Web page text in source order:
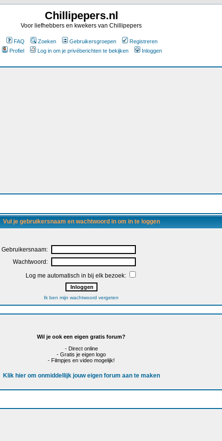
Chillipepers.nl
Voor liefhebbers en kwekers van Chillipepers
FAQ Zoeken Gebruikersgroepen
Registreren
Profiel
Log in om je privéberichten te bekijken Inloggen
Vul je gebruikersnaam en wachtwoord in om in te loggen
Gebruikersnaam:
Wachtwoord:
Log me automatisch in bij elk bezoek:
Ik ben mijn wachtwoord vergeten
Wil je ook een eigen gratis forum?
- Direct online
- Gratis je eigen logo
- Filmpjes en video mogelijk!
Klik hier om onmiddellijk jouw eigen forum aan te maken